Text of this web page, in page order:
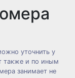
уточнить у
также и по иным
занимает не